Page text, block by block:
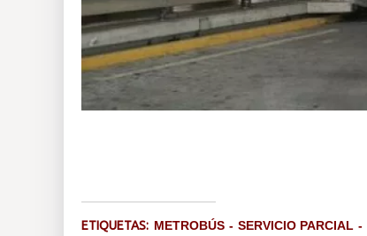
ETIQUETAS: METROBÚS SERVICIO PARCIAL